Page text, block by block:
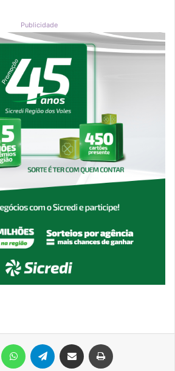
Publicidade
Linkedin WhatsAppTelegram Compartilhar via e-mail